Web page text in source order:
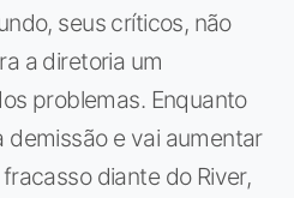
seus críticos, não
a diretoria um
problemas. Enquanto
e vai aumentar
diante do River,